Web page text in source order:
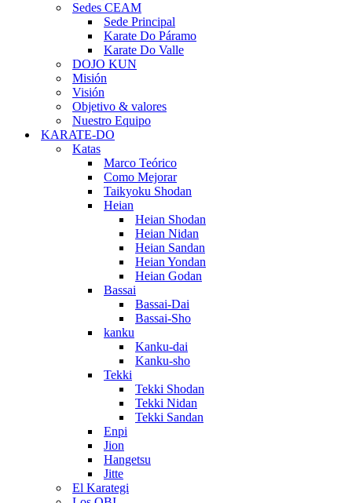
Sedes CEAM
Sede Principal
Karate Do Páramo
Karate Do Valle
DOJO KUN
Misión
Visión
Objetivo & valores
Nuestro Equipo
KARATE-DO
Katas
Marco Teórico
Como Mejorar
Taikyoku Shodan
Heian
Heian Shodan
Heian Nidan
Heian Sandan
Heian Yondan
Heian Godan
Bassai
Bassai-Dai
Bassai-Sho
kanku
Kanku-dai
Kanku-sho
Tekki
Tekki Shodan
Tekki Nidan
Tekki Sandan
Enpi
Jion
Hangetsu
Jitte
El Karategi